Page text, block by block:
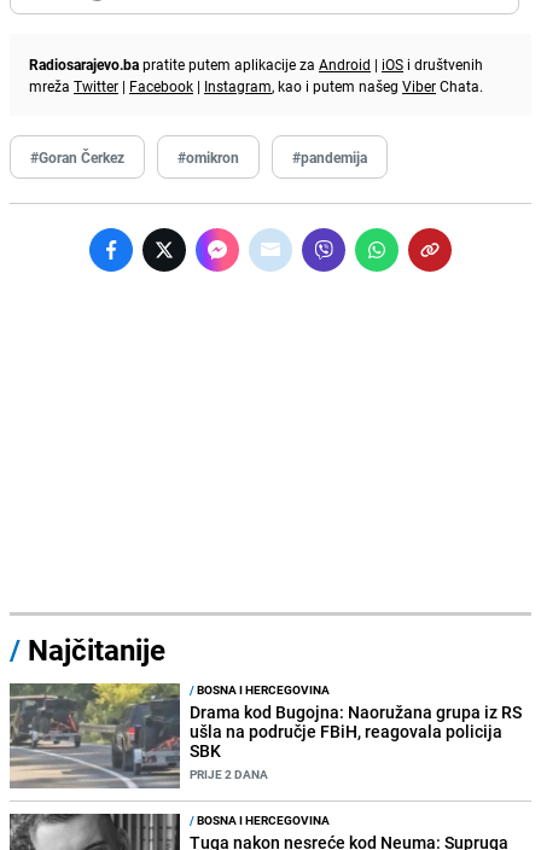
Radiosarajevo.bapratite putem aplikacije za Android | iOS i društvenih
mreža Twitter | Facebook | Instagram, kao i putem našeg ViberChata.
#Goran Čerkez #omikron #pandemija
/ Najčitanije
/BOSNA I HERCEGOVINA
Drama kod Bugojna: Naoružana grupa iz RS
ušla na područje FBiH, reagovala policija
SBK
PRIJE 2 DANA
/BOSNA I HERCEGOVINA
Tuga nakon nesreće kod Neuma: Supruga